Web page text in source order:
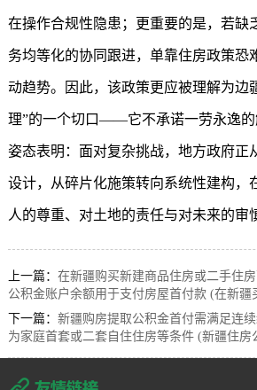
在操作合规性隐患；更重要的是，若缺
务均等化的协同跟进，单靠住房政策恐
动趋势。因此，该政策更应被理解为边
理”的一个切口——它不承诺一劳永逸的
姿态表明：面对复杂挑战，地方政府正
设计，从碎片化施策转向系统性建构，
人的尊重、对土地的责任与对未来的审
上一篇： 在新疆购买新建商品住房或二手住
公积金账户余额用于支付房屋首付款 (在新疆
下一篇： 新疆购房提取公积金首付需满足连
为家庭首套或二套自住住房等条件 (新疆住房